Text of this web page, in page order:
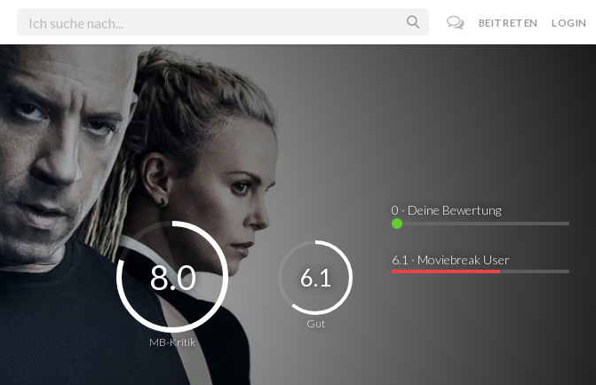
BEITRETEN LOGIN
MB-Kritik
8.0
Gut
6.1
0 · Deine Bewertung
6.1 · Moviebreak User